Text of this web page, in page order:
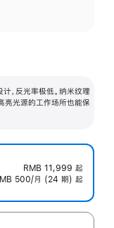
，反光率极低。纳米纹理
亮光源的工作场所也能保
RMB 11,999 起
500/月 (24 期) 起